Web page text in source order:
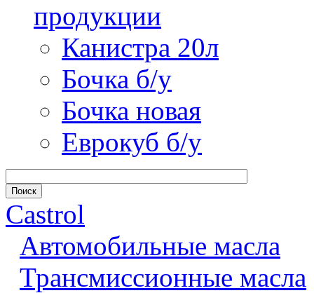
продукции
Канистра 20л
Бочка б/у
Бочка новая
Еврокуб б/у
Castrol
Автомобильные масла
Трансмиссионные масла